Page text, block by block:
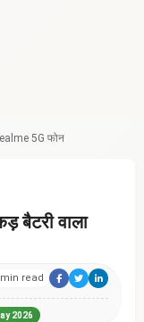
5G फोन
बैटरी वाला
min read
2026